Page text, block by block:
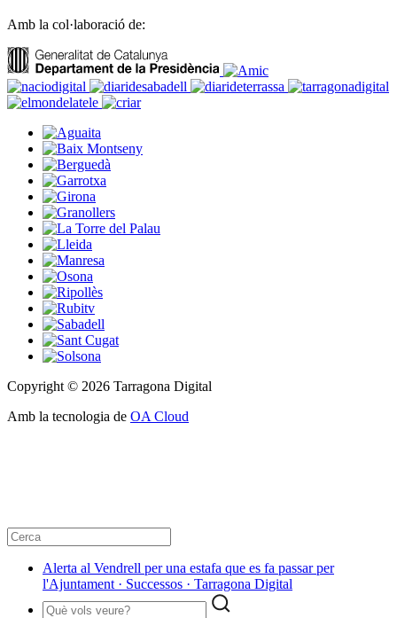
Amb la col·laboració de:
Copyright © 2026 Tarragona Digital
Amb la tecnologia de OA Cloud
Alerta al Vendrell per una estafa que es fa passar per
l'Ajuntament · Successos · Tarragona Digital